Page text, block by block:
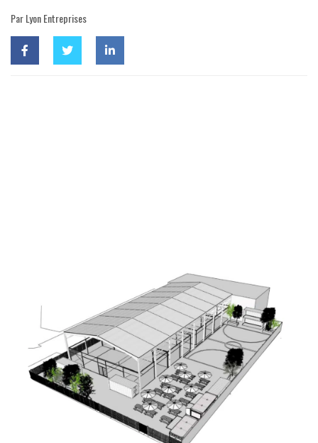
Par Lyon Entreprises